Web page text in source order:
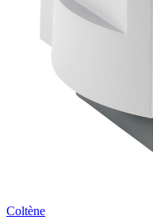
Coltène